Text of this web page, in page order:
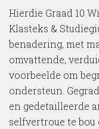
Hierdie Graad 10
Klasteks &
benadering, met
omvattende,
voorbeelde om
ondersteun.
en gedetailleerde
selfvertroue te